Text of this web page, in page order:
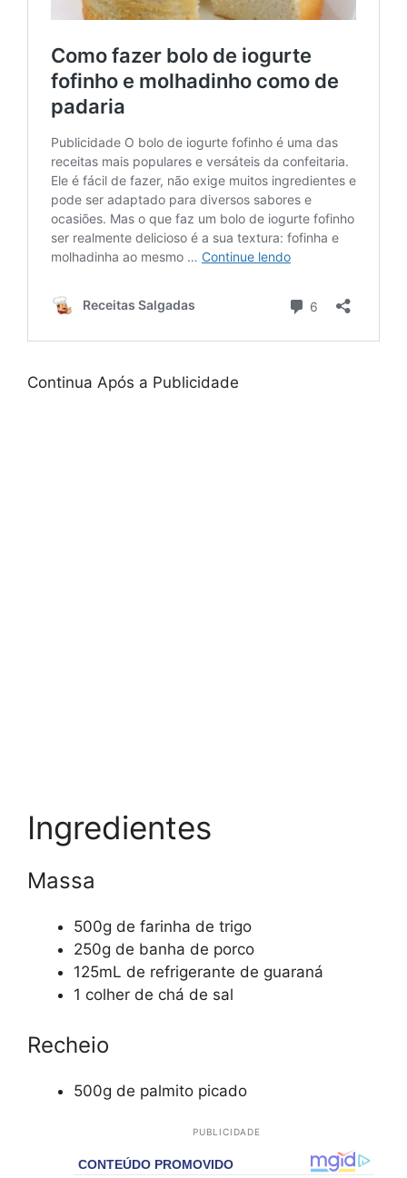
Continua Após a Publicidade
Ingredientes
Massa
500g de farinha de trigo
250g de banha de porco
125mL de refrigerante de guaraná
1 colher de chá de sal
Recheio
500g de palmito picado
PUBLICIDADE